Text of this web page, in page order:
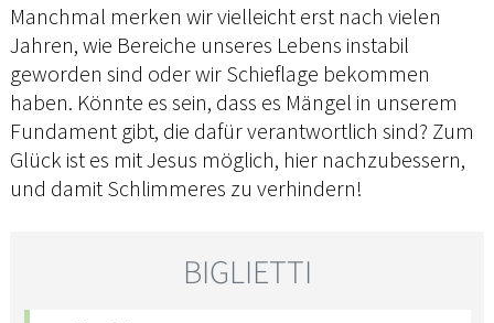
Manchmal merken wir vielleicht erst nach vielen
Jahren, wie Bereiche unseres Lebens instabil
geworden sind oder wir Schieflage bekommen
haben. Könnte es sein, dass es Mängel in unserem
Fundament gibt, die dafür verantwortlich sind? Zum
Glück ist es mit Jesus möglich, hier nachzubessern,
und damit Schlimmeres zu verhindern!